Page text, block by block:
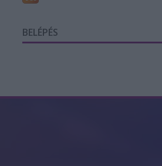
BELÉPÉS